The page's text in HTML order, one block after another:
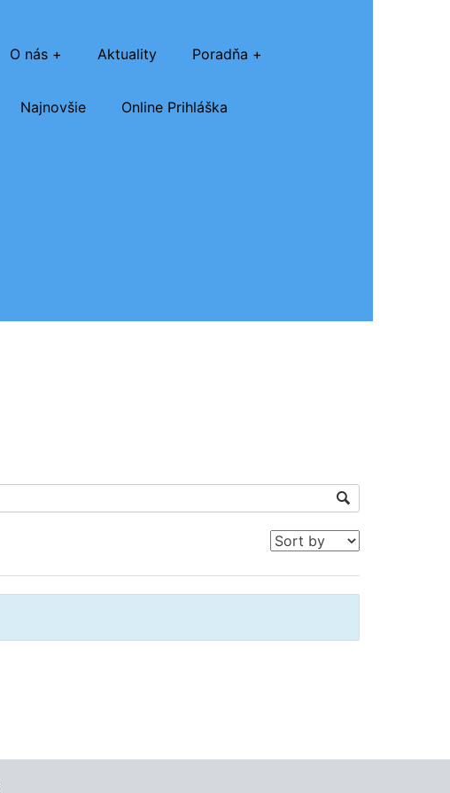
O nás Aktuality Poradňa
Najnovšie Online Prihláška